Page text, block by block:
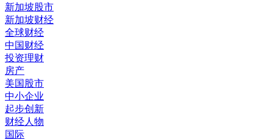
新加坡股市
新加坡财经
全球财经
中国财经
投资理财
房产
美国股市
中小企业
起步创新
财经人物
国际